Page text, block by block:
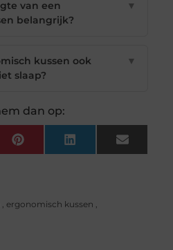
van een
belangrijk?
▼
kussen ook
slaap?
▼
dan op:
Pinterest LinkedIn Email
, ergonomisch kussen ,